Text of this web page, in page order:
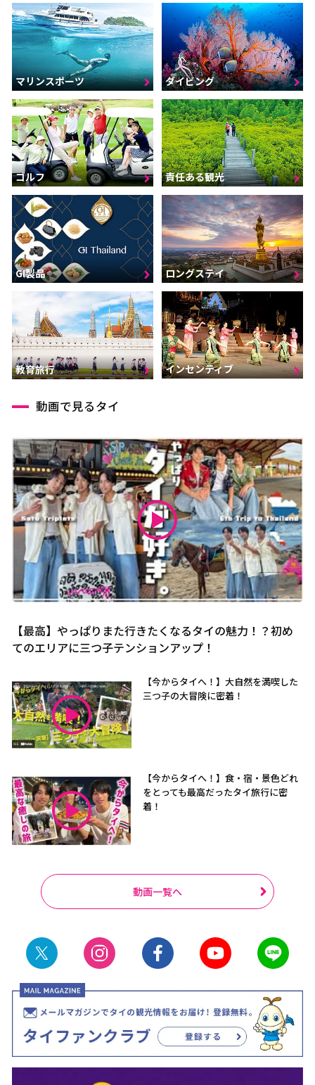
マリンスポーツ ダイビング
ゴルフ 責任ある観光
GI製品 ロングステイ
教育旅行 インセンティブ
動画で見るタイ
【最高】やっぱりまた行きたくなるタイの魅力！？初め
てのエリアに三つ子テンションアップ！
【今からタイへ！】大自然を満喫した
三つ子の大冒険に密着！
【今からタイへ！】食・宿・景色どれ
をとっても最高だったタイ旅行に密
着！
動画一覧へ